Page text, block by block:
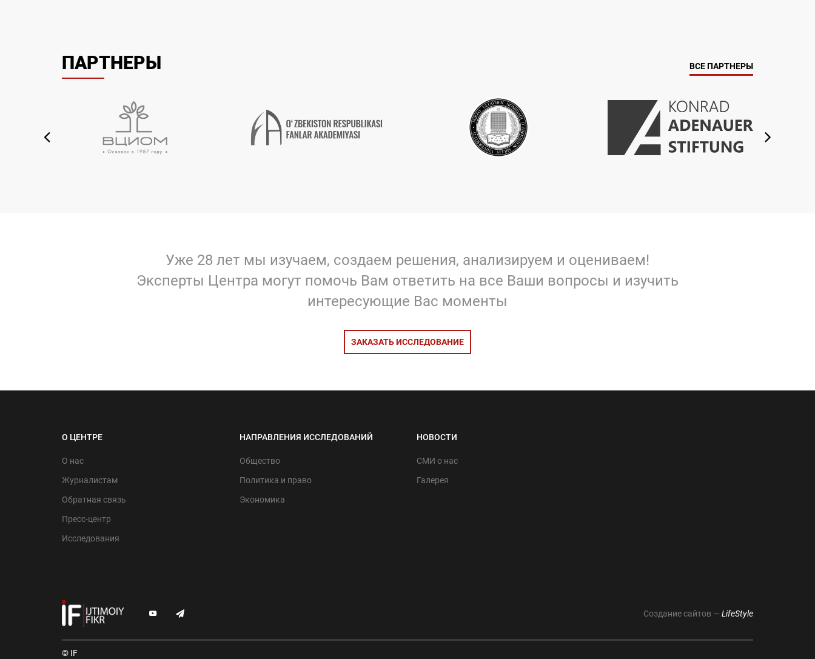
ПАРТНЕРЫ ВСЕ ПАРТНЕРЫ
Уже 28 лет мы изучаем, создаем решения, анализируем и оцениваем!
Эксперты Центра могут помочь Вам ответить на все Ваши вопросы и изучить
интересующие Вас моменты
ЗАКАЗАТЬ ИССЛЕДОВАНИЕ
О ЦЕНТРЕ
О нас
Журналистам
Обратная связь
Пресс-центр
Исследования
НАПРАВЛЕНИЯ ИССЛЕДОВАНИЙ
Общество
Политика и право
Экономика
НОВОСТИ
СМИ о нас
Галерея
Создание сайтов — LifeStyle
© IF